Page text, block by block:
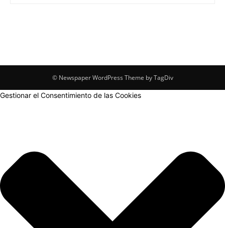
© Newspaper WordPress Theme by TagDiv
Gestionar el Consentimiento de las Cookies